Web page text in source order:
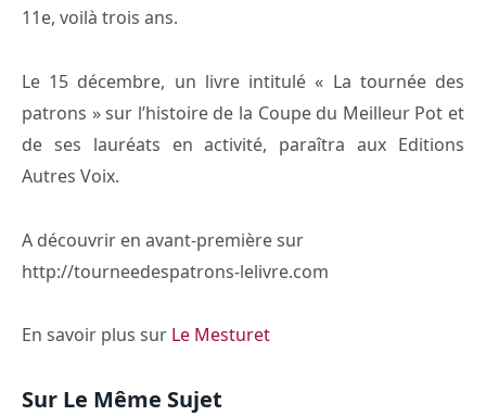
11e, voilà trois ans.
Le 15 décembre, un livre intitulé « La tournée des
patrons » sur l’histoire de la Coupe du Meilleur Pot et
de ses lauréats en activité, paraîtra aux Editions
Autres Voix.
A découvrir en avant-première sur
http://tourneedespatrons-lelivre.com
En savoir plus sur Le Mesturet
Sur Le Même Sujet